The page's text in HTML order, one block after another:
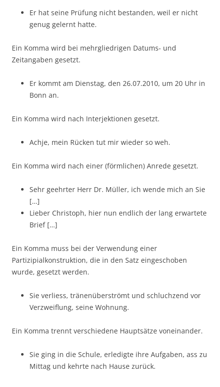
Er hat seine Prüfung nicht bestanden, weil er nicht
genug gelernt hatte.
Ein Komma wird bei mehrgliedrigen Datums- und
Zeitangaben gesetzt.
Er kommt am Dienstag, den 26.07.2010, um 20 Uhr in
Bonn an.
Ein Komma wird nach Interjektionen gesetzt.
Achje, mein Rücken tut mir wieder so weh.
Ein Komma wird nach einer (förmlichen) Anrede gesetzt.
Sehr geehrter Herr Dr. Müller, ich wende mich an Sie
[…]
Lieber Christoph, hier nun endlich der lang erwartete
Brief […]
Ein Komma muss bei der Verwendung einer
Partizipialkonstruktion, die in den Satz eingeschoben
wurde, gesetzt werden.
Sie verliess, tränenüberströmt und schluchzend vor
Verzweiflung, seine Wohnung.
Ein Komma trennt verschiedene Hauptsätze voneinander.
Sie ging in die Schule, erledigte ihre Aufgaben, ass zu
Mittag und kehrte nach Hause zurück.